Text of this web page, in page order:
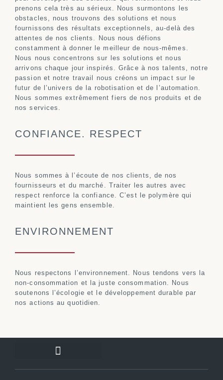
prenons cela très au sérieux. Nous surmontons les
obstacles, nous trouvons des solutions et nous
fournissons des résultats exceptionnels, au-delà des
attentes de nos clients. Nous nous défions
constamment à donner le meilleur de nous-mêmes.
Nous nous concentrons sur les solutions et nous
arrivons chaque jour inspirés. Grâce à nos talents, notre
passion et notre travail nous créons un impact sur le
futur de l’univers de la robotisation et de l’automation.
Nous sommes extrêmement fiers de nos produits et de
nos services.
CONFIANCE. RESPECT
Nous sommes à l’écoute de nos clients, de nos
fournisseurs et du marché. Traiter les autres avec
respect renforce la confiance. C’est le polymère qui
maintient les gens ensemble.
ENVIRONNEMENT
Nous respectons l’environnement. Nous tendons vers la
non-consommation et la juste consommation. Nous
soutenons l’écologie et le développement durable par
nos actions au quotidien.